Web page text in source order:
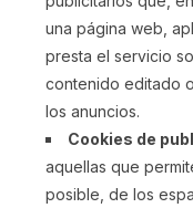
una página web,
presta el servicio
contenido editado
los anuncios.
Cookies de
aquellas que
posible, de los